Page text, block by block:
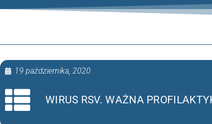
19 października, 2020
WIRUS RSV. WAŻNA